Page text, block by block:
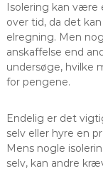
Isolering kan være
over tid, da det
elregning. Men
anskaffelse end
undersøge, hvilke
for pengene.
Endelig er det
selv eller hyre en
Mens nogle
selv, kan andre